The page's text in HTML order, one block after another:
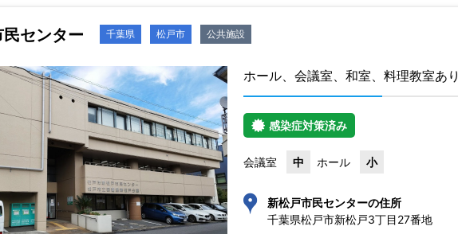
センター 千葉県 松戸市 公共施設
ホール、会議室、和室、料理教室あり
感染症対策済み
会議室 中 ホール 小
新松戸市民センターの住所
千葉県松戸市新松戸3丁目27番地